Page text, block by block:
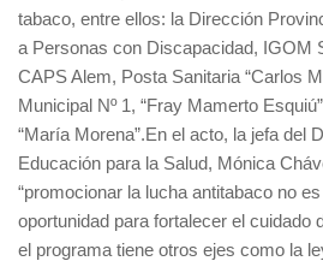
tabaco, entre ellos: la Dirección
a Personas con Discapacidad, IGOM
CAPS Alem, Posta Sanitaria “Carlos
Municipal Nº 1, “Fray Mamerto
“María Morena”.En el acto, la jefa del
Educación para la Salud, Mónica
“promocionar la lucha antitabaco no
oportunidad para fortalecer el cuidado
el programa tiene otros ejes como la